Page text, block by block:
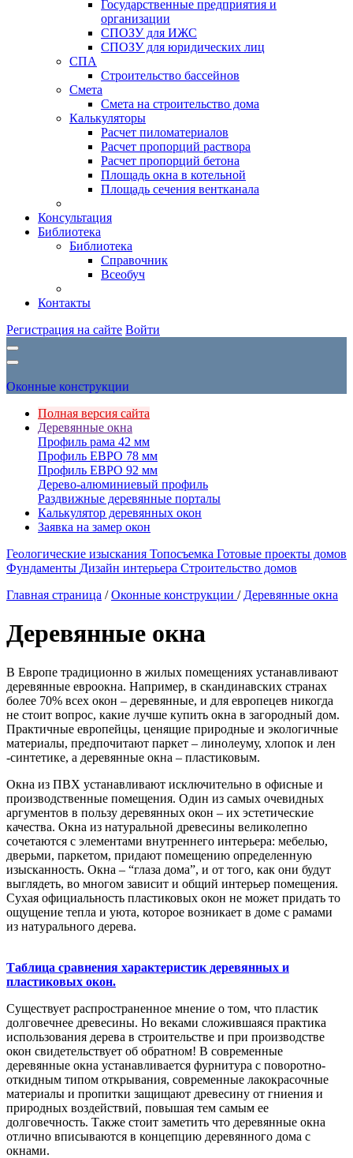
Государственные предприятия и
организации
СПОЗУ для ИЖС
СПОЗУ для юридических лиц
СПА
Строительство бассейнов
Смета
Смета на строительство дома
Калькуляторы
Расчет пиломатериалов
Расчет пропорций раствора
Расчет пропорций бетона
Площадь окна в котельной
Площадь сечения вентканала
Консультация
Библиотека
Библиотека
Справочник
Всеобуч
Контакты
Регистрация на сайте Войти
Оконные конструкции
Полная версия сайта
Деревянные окна
Профиль рама 42 мм
Профиль ЕВРО 78 мм
Профиль ЕВРО 92 мм
Дерево-алюминиевый профиль
Раздвижные деревянные порталы
Калькулятор деревянных окон
Заявка на замер окон
Геологические изыскания Топосъемка Готовые проекты домов
Фундаменты Дизайн интерьера Строительство домов
Главная страница / Оконные конструкции / Деревянные окна
Деревянные окна
В Европе традиционно в жилых помещениях устанавливают
деревянные евроокна. Например, в скандинавских странах
более 70% всех окон – деревянные, и для европецев никогда
не стоит вопрос, какие лучше купить окна в загородный дом.
Практичные европейцы, ценящие природные и экологичные
материалы, предпочитают паркет – линолеуму, хлопок и лен
-синтетике, а деревянные окна – пластиковым.
Окна из ПВХ устанавливают исключительно в офисные и
производственные помещения. Один из самых очевидных
аргументов в пользу деревянных окон – их эстетические
качества. Окна из натуральной древесины великолепно
сочетаются с элементами внутреннего интерьера: мебелью,
дверьми, паркетом, придают помещению определенную
изысканность. Окна – “глаза дома”, и от того, как они будут
выглядеть, во многом зависит и общий интерьер помещения.
Сухая официальность пластиковых окон не может придать то
ощущение тепла и уюта, которое возникает в доме с рамами
из натурального дерева.
Таблица сравнения характеристик деревянных и
пластиковых окон.
Существует распространенное мнение о том, что пластик
долговечнее древесины. Но веками сложившаяся практика
использования дерева в строительстве и при производстве
окон свидетельствует об обратном! В современные
деревянные окна устанавливается фурнитура с поворотно-
откидным типом открывания, современные лакокрасочные
материалы и пропитки защищают древесину от гниения и
природных воздействий, повышая тем самым ее
долговечность. Также стоит заметить что деревянные окна
отлично вписываются в концепцию деревянного дома с
окнами.